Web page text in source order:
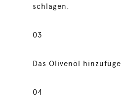
schlagen.
03
Das Olivenöl
04